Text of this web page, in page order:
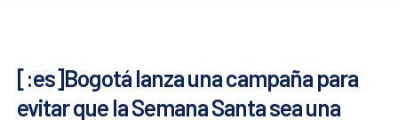
[:es]Bogotá lanza una campaña para
evitar que la Semana Santa sea una